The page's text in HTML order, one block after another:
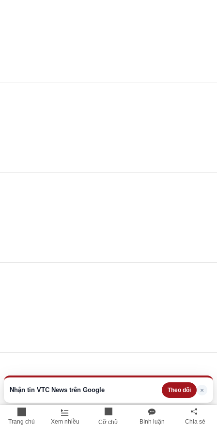
Trang chủ Xem nhiều Cỡ chữ Bình luận Chia sẻ
Nhận tin VTC News trên Google Theo dõi ×